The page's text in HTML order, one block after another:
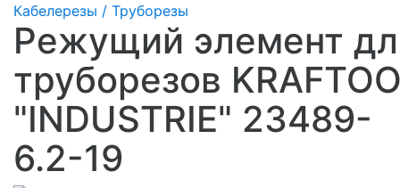
Кабелерезы / Труборезы
Режущий элемент
труборезов
"INDUSTRIE" 23489-
6.2-19